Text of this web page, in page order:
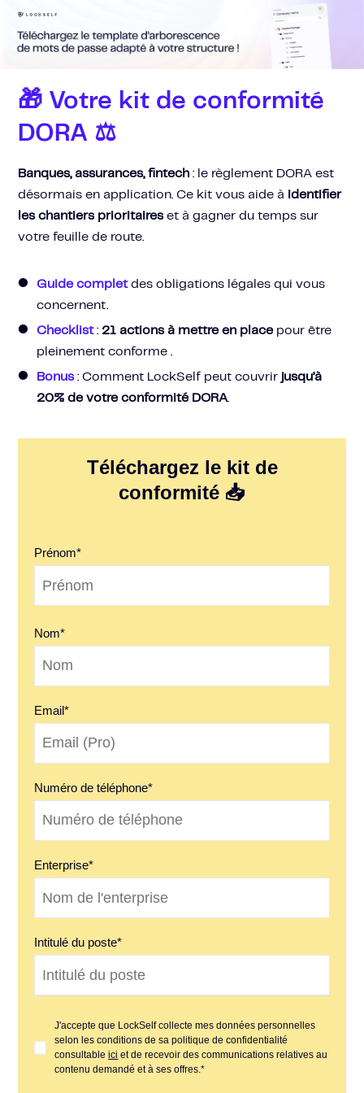
🎁 Votre kit de conformité
DORA ⚖️
Banques, assurances, fintech : le règlement DORA est
désormais en application. Ce kit vous aide à identifier
les chantiers prioritaireset à gagner du temps sur
votre feuille de route.
Guide complet des obligations légales qui vous
concernent.
Checklist: 21 actions à mettre en placepour être
pleinement conforme .
Bonus: Comment LockSelf peut couvrir jusqu’à
20% de votre conformité DORA.
Téléchargez le kit de
conformité 📥
Prénom*
Nom*
Email*
Numéro de téléphone*
Enterprise*
Intitulé du poste*
J'accepte que LockSelf collecte mes données personnelles
selon les conditions de sa politique de confidentialité
consultableici et de recevoir des communications relatives au
contenu demandé et à ses offres.*